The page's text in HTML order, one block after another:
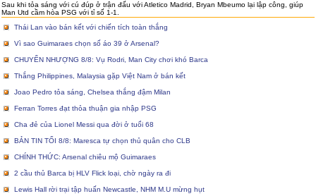
Sau khi tỏa sáng với cú đúp ở trận đấu với Atletico Madrid, Bryan Mbeumo lại lập công, giúp
Man Utd cầm hòa PSG với tỉ số 1-1.
Thái Lan vào bán kết với chiến tích toàn thắng
Vì sao Guimaraes chọn số áo 39 ở Arsenal?
CHUYỂN NHƯỢNG 8/8: Vụ Rodri, Man City chơi khó Barca
Thắng Philippines, Malaysia gặp Việt Nam ở bán kết
Joao Pedro tỏa sáng, Chelsea thắng đậm Milan
Ferran Torres đạt thỏa thuận gia nhập PSG
Cha đẻ của Lionel Messi qua đời ở tuổi 68
BẢN TIN TỐI 8/8: Maresca tự chọn thủ quân cho CLB
CHÍNH THỨC: Arsenal chiêu mộ Guimaraes
2 cầu thủ Barca bị HLV Flick loại, chờ ngày ra đi
Lewis Hall rời trại tập huấn Newcastle, NHM M.U mừng hụt